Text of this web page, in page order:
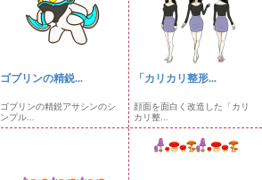
ゴブリンの精鋭...
ゴブリンの精鋭アサシンのシ
ンプル...
「カリカリ整形...
顔面を面白く改造した「カリ
カリ整...